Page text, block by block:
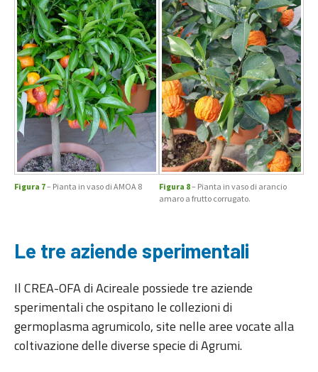
Figura 7– Pianta in vaso di AMOA 8 Figura 8– Pianta in vaso di arancio
amaro a frutto corrugato.
Le tre aziende sperimentali
Il CREA-OFA di Acireale possiede tre aziende
sperimentali che ospitano le collezioni di
germoplasma agrumicolo, site nelle aree vocate alla
coltivazione delle diverse specie di Agrumi.